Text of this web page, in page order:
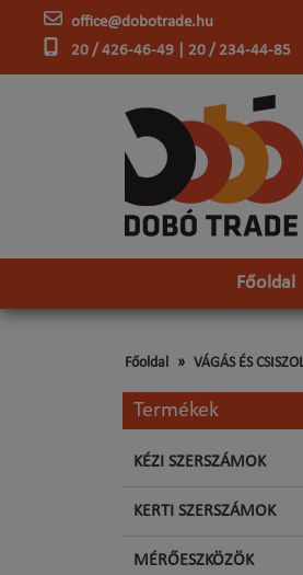
office@dobotrade.hu
20 / 426-46-49 | 20 / 234-44-85
Főoldal
Főoldal VÁGÁS ÉS
Termékek
KÉZI SZERSZÁMOK
KERTI SZERSZÁMOK
MÉRŐESZKÖZÖK